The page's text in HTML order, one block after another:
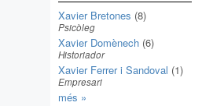
Xavier Bretones (8)
Psicòleg
Xavier Domènech (6)
Historiador
Xavier Ferrer i Sandoval (1)
Empresari
més »